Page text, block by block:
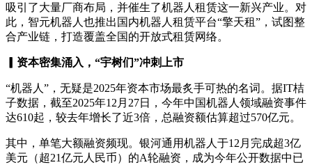
吸引了大量厂商布局，并催生了机器人租赁这一新兴产业。对
此，智元机器人也推出国内机器人租赁平台“擎天租”，试图整
合产业链，打造覆盖全国的开放式租赁网络。
▎资本密集涌入，“宇树们”冲刺上市
“机器人”，无疑是2025年资本市场最炙手可热的名词。据IT桔
子数据，截至2025年12月27日，今年中国机器人领域融资事件
达610起，较去年增长了近3倍，总融资额估算超过570亿元。
其中，单笔大额融资频现。银河通用机器人于12月完成超3亿
美元（超21亿元人民币）的A轮融资，成为今年公开数据中已